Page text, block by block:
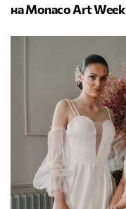
на Monaco Art Week